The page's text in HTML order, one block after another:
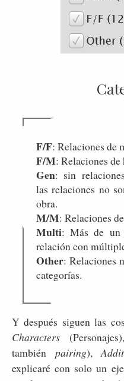
F/F: Relaciones de
F/M: Relaciones
Gen: sin
las relaciones no
obra.
M/M: Relaciones
Multi: Más de un
relación con
Other: Relaciones
categorías.
Y después siguen las
Characters
también pairing),
explicaré con solo un